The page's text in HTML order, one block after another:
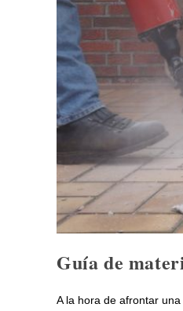
Guía de
A la hora de afrontar